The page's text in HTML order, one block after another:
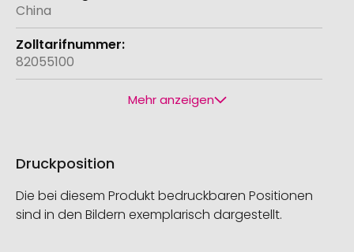
China
82055100
Mehr anzeigen
Druckposition
Die bei diesem Produkt bedruckbaren Positionen
sind in den Bildern exemplarisch dargestellt.